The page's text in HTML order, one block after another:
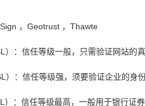
，Geotrust ，Thawte
信任等级一般，只需验证网站的真
：信任等级强，须要验证企业的身份
：信任等级最高，一般用于银行证